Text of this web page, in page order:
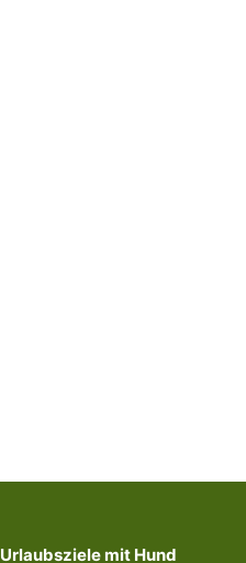
Urlaubsziele mit Hund